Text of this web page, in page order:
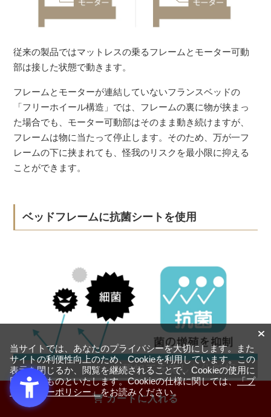
カートに入れる
従来の製品ではマットレスの乗るフレームとモーター可動
部は接した状態で動きます。
フレームとモーターが連結していないフランスベッドの
「フリーホイール構造」では、フレームの裏に物が挟まっ
た場合でも、モーター可動部はそのまま動き続けますが、
フレームは物に当たって停止します。そのため、万が一フ
レームの下に挟まれても、怪我のリスクを最小限に抑える
ことができます。
ベッドフレームに抗菌シートを使用
当サイトでは、あなたのプライバシーを大切にします。また
サイトの利便性向上のため、Cookieを利用しています。この
表示を閉じるか、閲覧を継続されることで、Cookieの使用に
同意するものといたします。Cookieの仕様に関しては、「プ
ライバシーポリシー」をお読みください。